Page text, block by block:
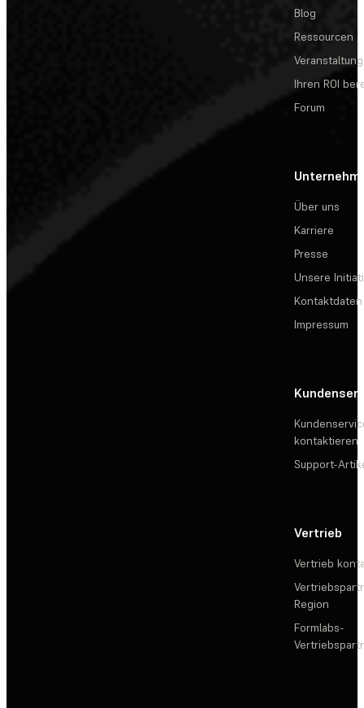
Blog
Ressourcen
Ihren ROI
Forum
Über uns
Karriere
Presse
Unsere
Kontaktdaten
Impressum
kontaktieren
Support-
Vertrieb
Vertrieb
Region
Formlabs-